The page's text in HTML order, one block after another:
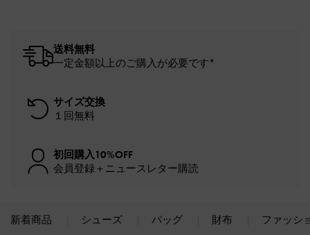
送料無料
一定金額以上のご購入が必要です*
サイズ交換
１回無料
初回購入10%OFF
会員登録＋ニュースレター購読
新着商品 シューズ バッグ 財布 ファッシ